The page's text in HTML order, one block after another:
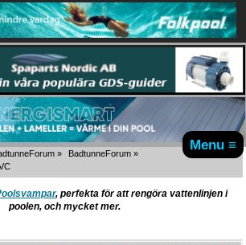
Menu ≡
» BadtunneForum»
, perfekta för att rengöra vattenlinjen i
poolen, och mycket mer.